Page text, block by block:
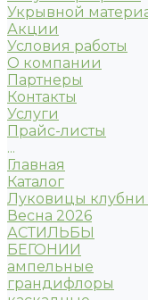
Укрывной
Акции
Условия работы
О компании
Партнеры
Контакты
Услуги
Прайс-листы
...
Главная
Каталог
Луковицы клубни
Весна 2026
АСТИЛЬБЫ
БЕГОНИИ
ампельные
грандифлоры